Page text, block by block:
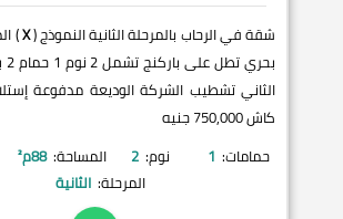
شقة في الرحاب بالمرحلة الثانية النموذج (X
)
الثاني تشطيب الشركة الوديعة مدفوعة
كاش 750,000 جنيه
حمامات: 1 نوم: 2 المساحة: 88م²
المرحلة: الثانية